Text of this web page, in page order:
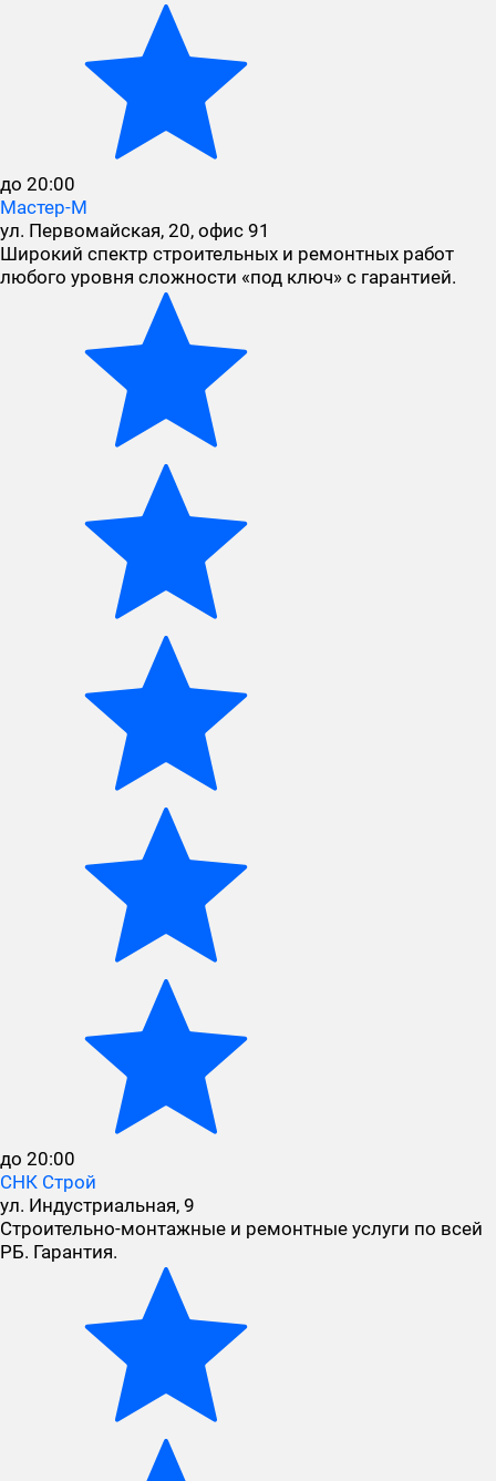
до 20:00
Мастер-М
ул. Первомайская, 20, офис 91
Широкий спектр строительных и ремонтных работ
любого уровня сложности «под ключ» с гарантией.
до 20:00
СНК Строй
ул. Индустриальная, 9
Строительно-монтажные и ремонтные услуги по всей
РБ. Гарантия.